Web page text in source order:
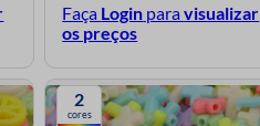
Faça Login paravisualizar
os preços
2
cores